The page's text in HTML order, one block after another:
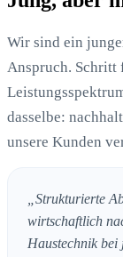
Wir sind ein
Anspruch. Schritt
dasselbe:
unsere Kunden
„Strukturierte
wirtschaftlich
Haustechnik bei